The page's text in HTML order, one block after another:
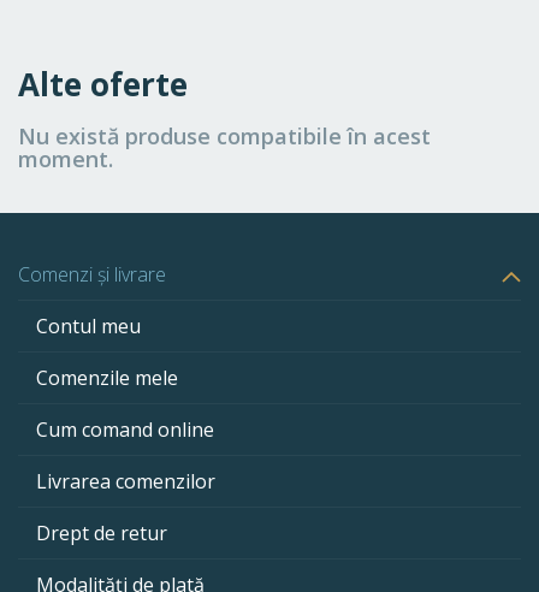
Alte oferte
Nu există produse compatibile în acest
moment.
Comenzi și livrare
Contul meu
Comenzile mele
Cum comand online
Livrarea comenzilor
Drept de retur
Modalități de plată